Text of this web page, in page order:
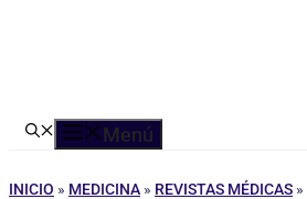
Menú
INICIO » MEDICINA » REVISTAS MÉDICAS »